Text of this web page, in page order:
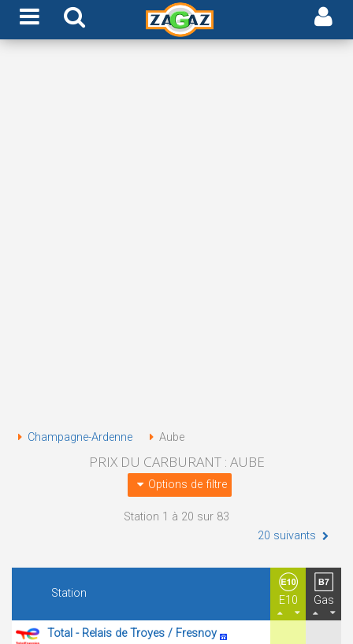
Champagne-Ardenne Aube
PRIX DU CARBURANT : AUBE
Options de filtre
Station 1 à 20 sur 83
20 suivants
Station
E10 Gas
Total - Relais de Troyes / Fresnoy